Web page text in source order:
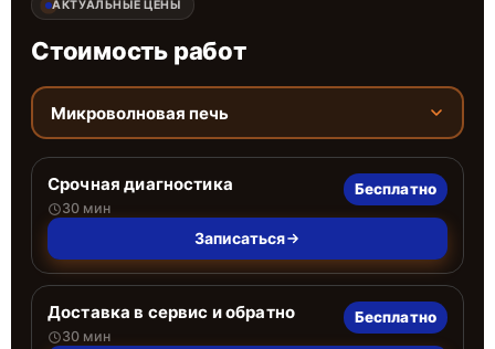
АКТУАЛЬНЫЕ ЦЕНЫ
Стоимость работ
Микроволновая печь
Срочная диагностика
30 мин
Бесплатно
Записаться
Доставка в сервис и обратно
30 мин
Бесплатно